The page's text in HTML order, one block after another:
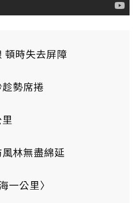
頓時失去屏障
勢席捲
林無盡綿延
一公里〉